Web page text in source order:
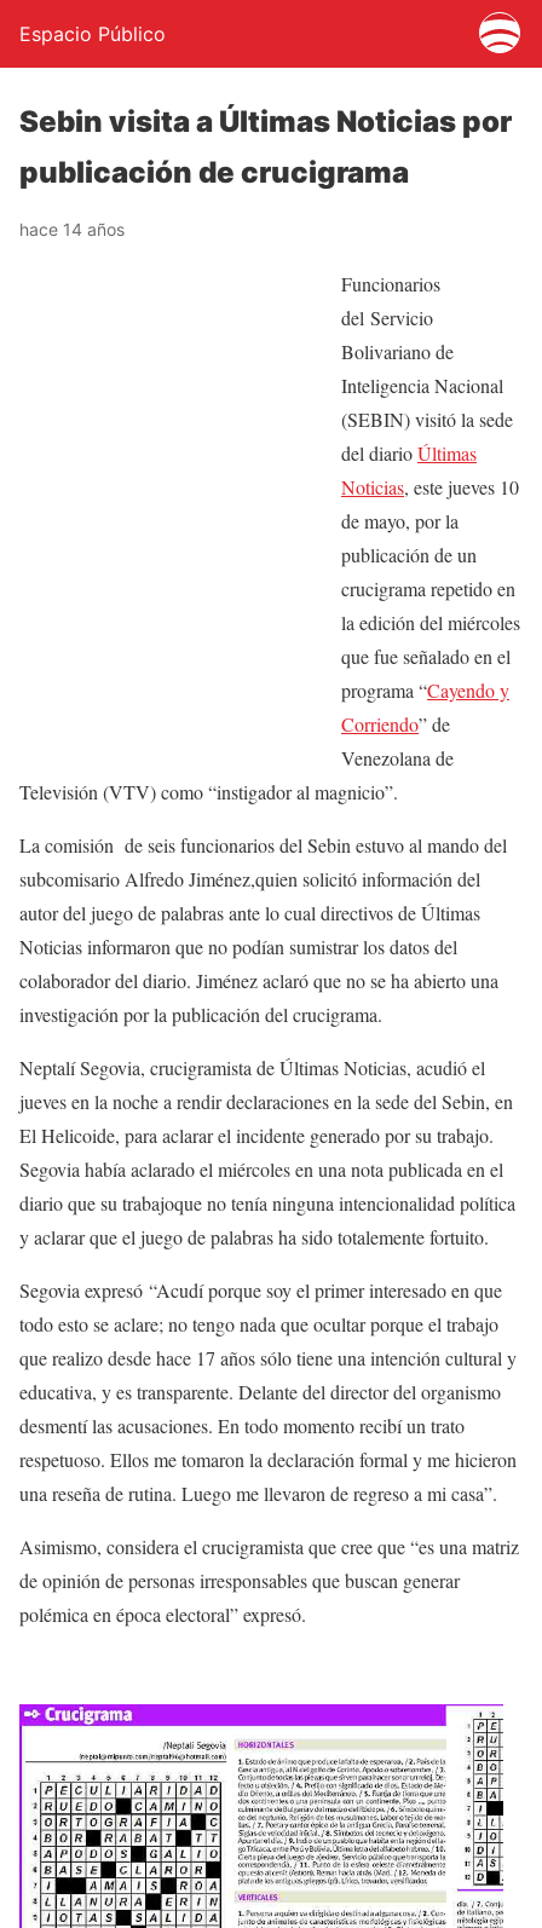
Espacio Público
Sebin visita a Últimas Noticias por
publicación de crucigrama
hace 14 años
Funcionarios
del Servicio
Bolivariano de
Inteligencia Nacional
(SEBIN) visitó la sede
del diarioÚltimas
Noticias, este jueves 10
de mayo, por la
publicación de un
crucigrama repetido en
la edición del miércoles
que fue señalado en el
programa “Cayendo y
Corriendo” de
Venezolana de
Televisión (VTV) como “instigador al magnicio”.
La comisión de seis funcionarios del Sebin estuvo al mando del
subcomisario Alfredo Jiménez,quien solicitó información del
autor del juego de palabras ante lo cual directivos de Últimas
Noticias informaron que no podían sumistrar los datos del
colaborador del diario. Jiménez aclaró que no se ha abierto una
investigación por la publicación del crucigrama.
Neptalí Segovia, crucigramista de Últimas Noticias, acudió el
jueves en la noche a rendir declaraciones en la sede del Sebin, en
El Helicoide, para aclarar el incidente generado por su trabajo.
Segovia había aclarado el miércoles en una nota publicada en el
diario que su trabajoque no tenía ninguna intencionalidad política
y aclarar que el juego de palabras ha sido totalemente fortuito.
Segovia expresó “Acudí porque soy el primer interesado en que
todo esto se aclare; no tengo nada que ocultar porque el trabajo
que realizo desde hace 17 años sólo tiene una intención cultural y
educativa, y es transparente. Delante del director del organismo
desmentí las acusaciones. En todo momento recibí un trato
respetuoso. Ellos me tomaron la declaración formal y me hicieron
una reseña de rutina. Luego me llevaron de regreso a mi casa”.
Asimismo, considera el crucigramista que cree que “es una matriz
de opinión de personas irresponsables que buscan generar
polémica en época electoral” expresó.